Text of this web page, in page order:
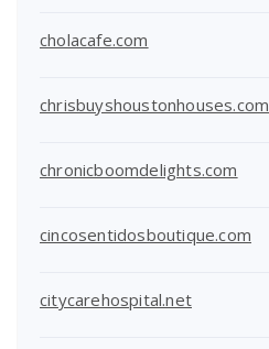
cholacafe.com
chrisbuyshoustonhouses.com
chronicboomdelights.com
cincosentidosboutique.com
citycarehospital.net